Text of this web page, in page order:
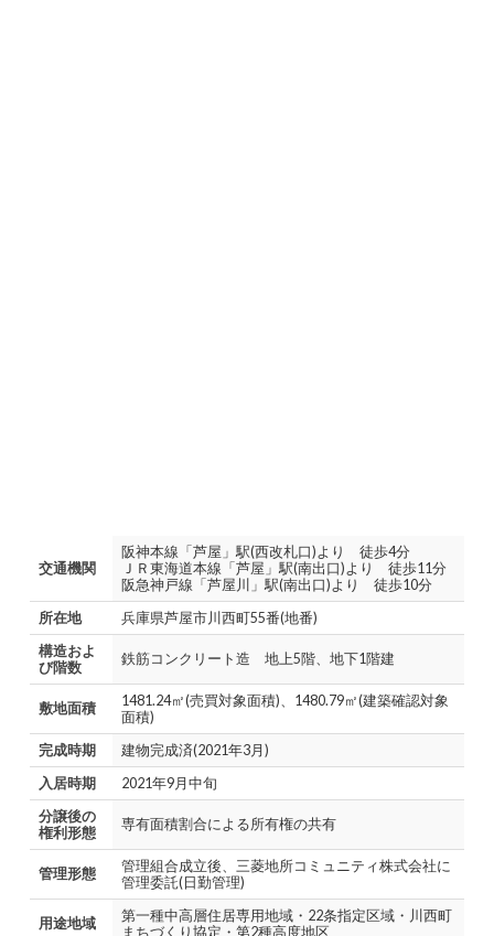
交通機関
阪神本線「芦屋」駅(西改札口)より 徒歩4分
ＪＲ東海道本線「芦屋」駅(南出口)より 徒歩11分
阪急神戸線「芦屋川」駅(南出口)より 徒歩10分
所在地
兵庫県芦屋市川西町55番(地番)
構造およ
び階数
鉄筋コンクリート造 地上5階、地下1階建
敷地面積
1481.24㎡(売買対象面積)、1480.79㎡(建築確認対象
面積)
完成時期
建物完成済(2021年3月)
入居時期
2021年9月中旬
分譲後の
権利形態
専有面積割合による所有権の共有
管理形態
管理組合成立後、三菱地所コミュニティ株式会社に
管理委託(日勤管理)
用途地域
第一種中高層住居専用地域・22条指定区域・川西町
まちづくり協定・第2種高度地区